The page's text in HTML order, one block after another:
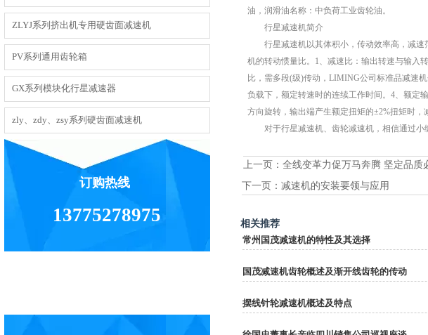
ZLYJ系列挤出机专用硬齿面减速机
PV系列通用齿轮箱
GX系列模块化行星减速器
zly、zdy、zsy系列硬齿面减速机
订购热线
13775278975
油，润滑油名称：中负荷工业齿轮油。
行星减速机简介
行星减速机以其体积小，传动效率高，减速
机的转动惯量比。1、减速比：输出转速与输入
比，需多段(级)传动，LIMING公司标准品减速
负载下，额定转速时的连续工作时间。4、额定
方向旋转，输出端产生额定扭矩的±2%扭矩时，
对于行星减速机、齿轮减速机，相信通过小
上一页：全线变革力促万马奔腾 坚定品质
下一页：减速机的安装要领与应用
相关推荐
常州国茂减速机的特性及其选择
国茂减速机齿轮概述及渐开线齿轮的传动
摆线针轮减速机概述及特点